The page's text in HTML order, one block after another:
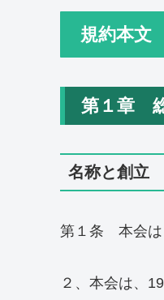
規約本文
第１章
名称と創立
第１条 本会は
２、本会は、